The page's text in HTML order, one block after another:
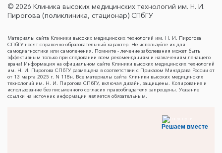
© 2026 Клиника высоких медицинских технологий им. Н. И.
Пирогова (поликлиника, стационар) СПбГУ
Материалы сайта Клиники высоких медицинских технологий им. Н. И. Пирогова
СПбГУ носят справочно-образовательный характер. Не используйте их для
самодиагностики или самолечения. Помните - лечение заболевания может быть
эффективным только при следовании всем рекомендациям и назначениям лечащего
врача! Информация на официальном сайте Клиники высоких медицинских технологий
им. Н. И. Пирогова СПбГУ размещена в соответствии с Приказом Минздрава России от
от 13 марта 2025 г. N 118н. Все материалы сайта Клиники высоких медицинских
технологий им. Н. И. Пирогова СПбГУ, включая дизайн, защищены. Копирование и
использование без письменного согласия правообладателя запрещены. Указание
ссылки на источник информации является обязательным.
Решаем вместе